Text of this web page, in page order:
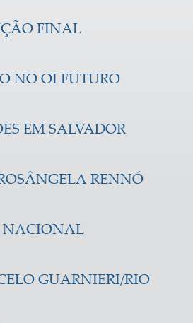
FINAL
NO OI FUTURO
EM SALVADOR
RENNÓ
NACIONAL
GUARNIERI/RIO